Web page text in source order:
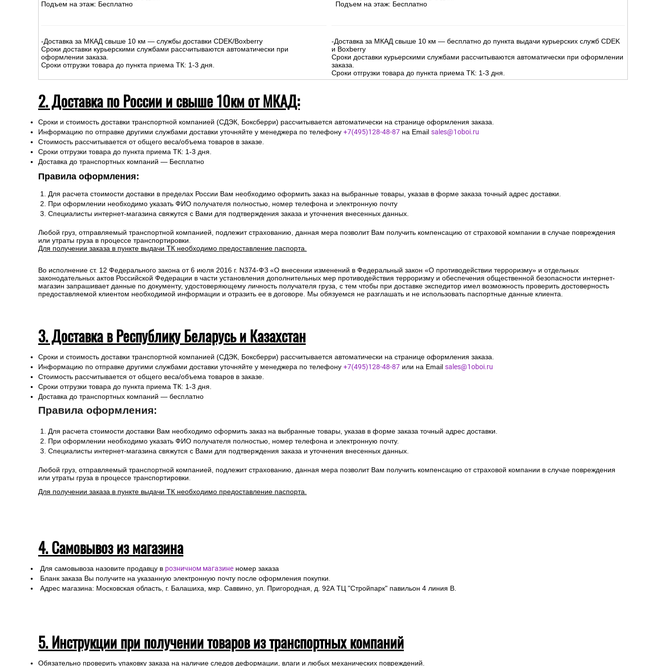
Подъем на этаж: Бесплатно
-Доставка за МКАД свыше 10 км — службы доставки CDEK/Boxberry
Сроки доставки курьерскими службами рассчитываются автоматически при
оформлении заказа.
Сроки отгрузки товара до пункта приема ТК: 1-3 дня.
Подъем на этаж: Бесплатно
-Доставка за МКАД свыше 10 км — бесплатно до пункта выдачи курьерских служб CDEK
и Boxberry
Сроки доставки курьерскими службами рассчитываются автоматически при оформлении
заказа.
Сроки отгрузки товара до пункта приема ТК: 1-3 дня.
2. Доставка по России и свыше 10км от МКАД:
Сроки и стоимость доставки транспортной компанией (СДЭК, Боксберри) рассчитывается автоматически на странице оформления заказа.
Информацию по отправке другими службами доставки уточняйте у менеджера по телефону +7(495)128-48-87 на Email sales@1oboi.ru
Стоимость рассчитывается от общего веса/объема товаров в заказе.
Сроки отгрузки товара до пункта приема ТК: 1-3 дня.
Доставка до транспортных компаний — Бесплатно
Правила оформления:
Для расчета стоимости доставки в пределах России Вам необходимо оформить заказ на выбранные товары, указав в форме заказа точный адрес доставки.
При оформлении необходимо указать ФИО получателя полностью, номер телефона и электронную почту
Специалисты интернет-магазина свяжутся с Вами для подтверждения заказа и уточнения внесенных данных.
Любой груз, отправляемый транспортной компанией, подлежит страхованию, данная мера позволит Вам получить компенсацию от страховой компании в случае повреждения
или утраты груза в процессе транспортировки.
Для получении заказа в пункте выдачи ТК необходимо предоставление паспорта.
Во исполнение ст. 12 Федерального закона от 6 июля 2016 г. N374-ФЗ «О внесении изменений в Федеральный закон «О противодействии терроризму» и отдельных
законодательных актов Российской Федерации в части установления дополнительных мер противодействия терроризму и обеспечения общественной безопасности интернет-
магазин запрашивает данные по документу, удостоверяющему личность получателя груза, с тем чтобы при доставке экспедитор имел возможность проверить достоверность
предоставляемой клиентом необходимой информации и отразить ее в договоре. Мы обязуемся не разглашать и не использовать паспортные данные клиента.
3. Доставка в Республику Беларусь и Казахстан
Сроки и стоимость доставки транспортной компанией (СДЭК, Боксберри) рассчитывается автоматически на странице оформления заказа.
Информацию по отправке другими службами доставки уточняйте у менеджера по телефону +7(495)128-48-87 или на Email sales@1oboi.ru
Стоимость рассчитывается от общего веса/объема товаров в заказе.
Сроки отгрузки товара до пункта приема ТК: 1-3 дня.
Доставка до транспортных компаний — бесплатно
Правила оформления:
Для расчета стоимости доставки Вам необходимо оформить заказ на выбранные товары, указав в форме заказа точный адрес доставки.
При оформлении необходимо указать ФИО получателя полностью, номер телефона и электронную почту.
Специалисты интернет-магазина свяжутся с Вами для подтверждения заказа и уточнения внесенных данных.
Любой груз, отправляемый транспортной компанией, подлежит страхованию, данная мера позволит Вам получить компенсацию от страховой компании в случае повреждения
или утраты груза в процессе транспортировки.
Для получении заказа в пункте выдачи ТК необходимо предоставление паспорта.
4. Самовывоз из магазина
Для самовывоза назовите продавцу в розничном магазине номер заказа
Бланк заказа Вы получите на указанную электронную почту после оформления покупки.
Адрес магазина: Московская область, г. Балашиха, мкр. Саввино, ул. Пригородная, д. 92А ТЦ "Стройпарк" павильон 4 линия В.
5. Инструкции при получении товаров из транспортных компаний
Обязательно проверить упаковку заказа на наличие следов деформации, влаги и любых механических повреждений.